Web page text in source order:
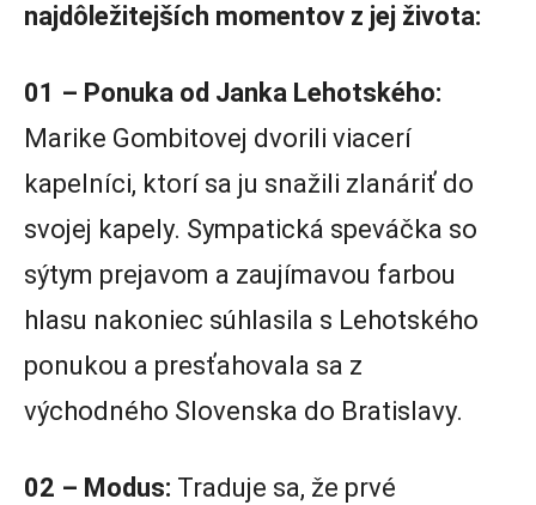
najdôležitejších momentov z jej života:
01 – Ponuka od Janka Lehotského:
Marike Gombitovej dvorili viacerí
kapelníci, ktorí sa ju snažili zlanáriť do
svojej kapely. Sympatická speváčka so
sýtym prejavom a zaujímavou farbou
hlasu nakoniec súhlasila s Lehotského
ponukou a presťahovala sa z
východného Slovenska do Bratislavy.
02 – Modus: Traduje sa, že prvé